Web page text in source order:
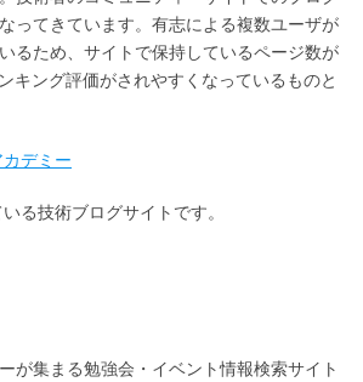
ってきています。有志による複数ユーザが
るため、サイトで保持しているページ数が
キング評価がされやすくなっているものと
デミー
る技術ブログサイトです。
が集まる勉強会・イベント情報検索サイト